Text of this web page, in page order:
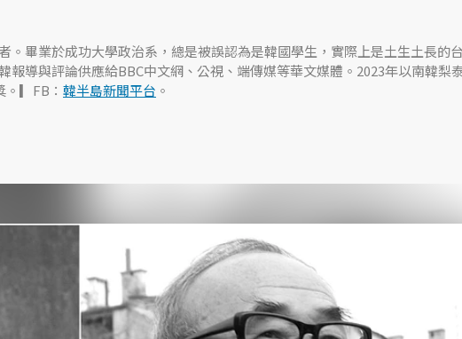
。畢業於成功大學政治系，總是被誤認為是韓國學生，實際上是土生土長的
報導與評論供應給BBC中文網、公視、端傳媒等華文媒體。2023年以南韓梨
。▎FB： 韓半島新聞平台 。